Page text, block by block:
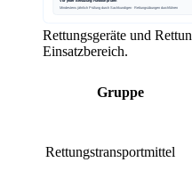
Rettungsgeräte und
Einsatzbereich.
Gruppe
Rettungstransportmittel